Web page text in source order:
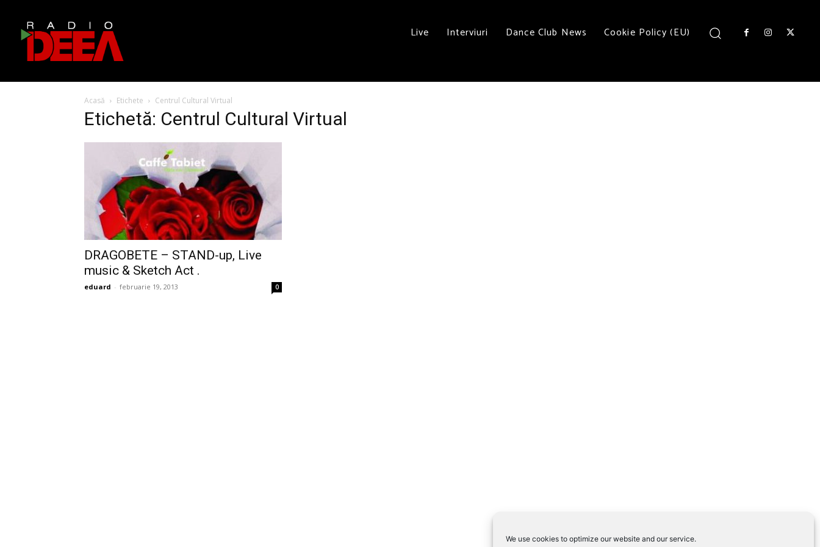
We use cookies to optimize our website and our service.
Live Interviuri Dance Club News Cookie Policy (EU)
Acasă Etichete Centrul Cultural Virtual
Etichetă: Centrul Cultural Virtual
DRAGOBETE – STAND-up, Live
music & Sketch Act .
eduard - februarie 19, 2013 0